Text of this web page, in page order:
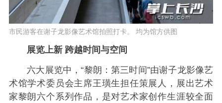
市民游客在谢子龙影像艺术馆拍照打卡。 均为馆方供图
展览上新 跨越时间与空间
六大展览中，“黎朗：第三时间”由谢子龙影像艺
术馆学术委员会主席王璜生担任策展人，展出艺术
家黎朗六个系列作品，是对艺术家创作生涯较全面